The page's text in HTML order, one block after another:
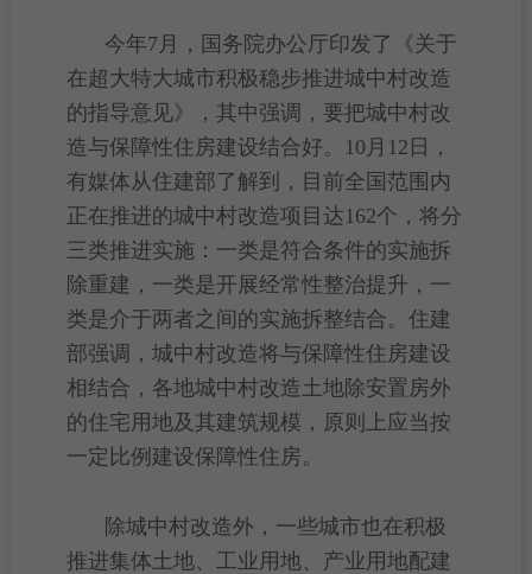
今年7月，国务院办公厅印发了《关于
在超大特大城市积极稳步推进城中村改造
的指导意见》，其中强调，要把城中村改
造与保障性住房建设结合好。10月12日，
有媒体从住建部了解到，目前全国范围内
正在推进的城中村改造项目达162个，将分
三类推进实施：一类是符合条件的实施拆
除重建，一类是开展经常性整治提升，一
类是介于两者之间的实施拆整结合。住建
部强调，城中村改造将与保障性住房建设
相结合，各地城中村改造土地除安置房外
的住宅用地及其建筑规模，原则上应当按
一定比例建设保障性住房。
除城中村改造外，一些城市也在积极
推进集体土地、 工业用地、产业用地配建